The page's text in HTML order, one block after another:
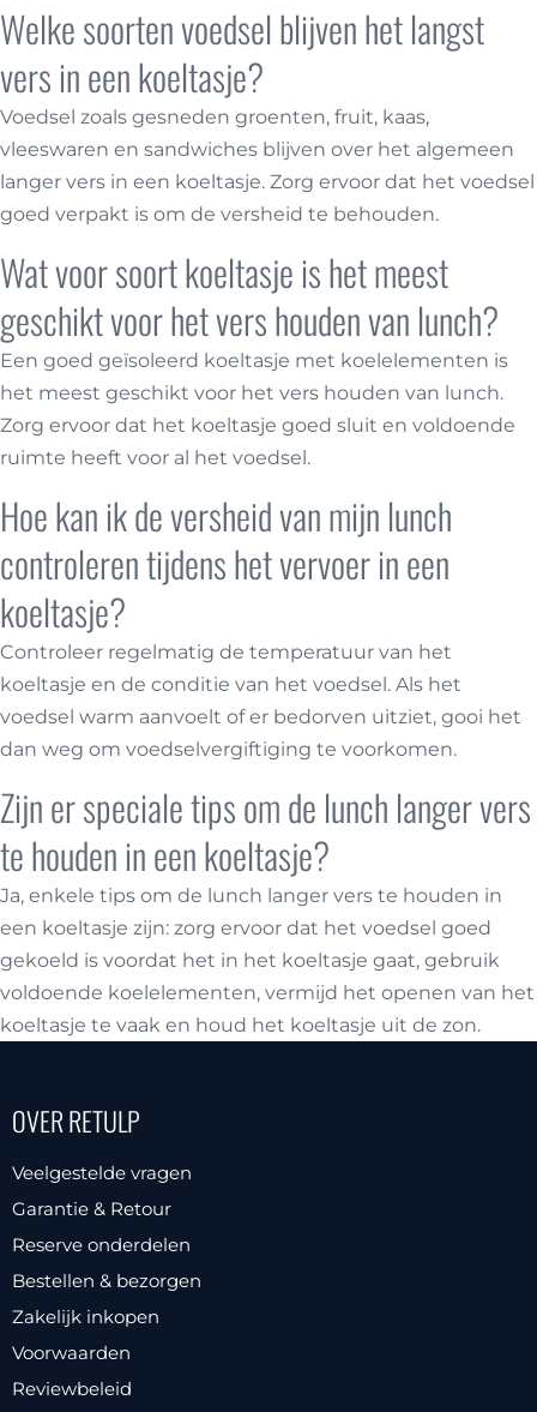
Welke soorten voedsel blijven het langst
vers in een koeltasje?
Voedsel zoals gesneden groenten, fruit, kaas,
vleeswaren en sandwiches blijven over het algemeen
langer vers in een koeltasje. Zorg ervoor dat het voedsel
goed verpakt is om de versheid te behouden.
Wat voor soort koeltasje is het meest
geschikt voor het vers houden van lunch?
Een goed geïsoleerd koeltasje met koelelementen is
het meest geschikt voor het vers houden van lunch.
Zorg ervoor dat het koeltasje goed sluit en voldoende
ruimte heeft voor al het voedsel.
Hoe kan ik de versheid van mijn lunch
controleren tijdens het vervoer in een
koeltasje?
Controleer regelmatig de temperatuur van het
koeltasje en de conditie van het voedsel. Als het
voedsel warm aanvoelt of er bedorven uitziet, gooi het
dan weg om voedselvergiftiging te voorkomen.
Zijn er speciale tips om de lunch langer vers
te houden in een koeltasje?
Ja, enkele tips om de lunch langer vers te houden in
een koeltasje zijn: zorg ervoor dat het voedsel goed
gekoeld is voordat het in het koeltasje gaat, gebruik
voldoende koelelementen, vermijd het openen van het
koeltasje te vaak en houd het koeltasje uit de zon.
OVER RETULP
Veelgestelde vragen
Garantie & Retour
Reserve onderdelen
Bestellen & bezorgen
Zakelijk inkopen
Voorwaarden
Reviewbeleid